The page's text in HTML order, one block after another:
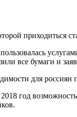
приходиться
все бумаги и
для россиян
год